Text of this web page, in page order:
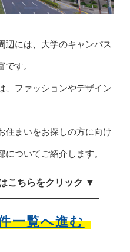
辺には、大学のキャンパス
です。
、ファッションやデザイン
住まいをお探しの方に向け
ついてご紹介します。
こちらをクリック ▼
一覧へ進む